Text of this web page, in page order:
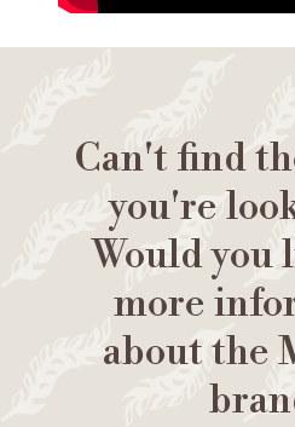
Can't find
you're
Would you
more
about the